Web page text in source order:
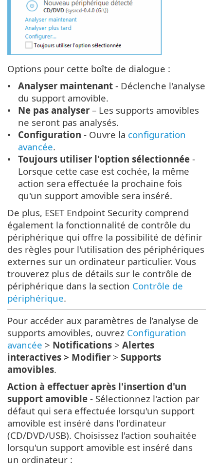
Options pour cette boîte de dialogue :
Analyser maintenant - Déclenche l'analyse
du support amovible.
Ne pas analyser – Les supports amovibles
ne seront pas analysés.
Configuration - Ouvre la configuration
avancée.
Toujours utiliser l'option sélectionnée -
Lorsque cette case est cochée, la même
action sera effectuée la prochaine fois
qu'un support amovible sera inséré.
De plus, ESET Endpoint Security comprend
également la fonctionnalité de contrôle du
périphérique qui offre la possibilité de définir
des règles pour l'utilisation des périphériques
externes sur un ordinateur particulier. Vous
trouverez plus de détails sur le contrôle de
périphérique dans la section Contrôle de
périphérique.
Pour accéder aux paramètres de l’analyse de
supports amovibles, ouvrez Configuration
avancée > Notifications > Alertes
interactives > Modifier > Supports
amovibles.
Action à effectuer après l'insertion d'un
support amovible - Sélectionnez l'action par
défaut qui sera effectuée lorsqu'un support
amovible est inséré dans l'ordinateur
(CD/DVD/USB). Choisissez l'action souhaitée
lorsqu'un support amovible est inséré dans
un ordinateur :